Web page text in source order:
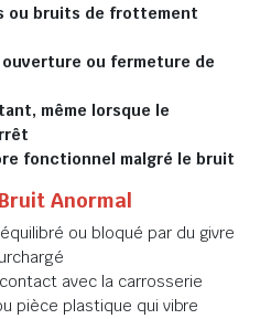
ou bruits de frottement
ouverture ou fermeture de
même lorsque le
fonctionnel malgré le bruit
Anormal
ou bloqué par du givre
avec la carrosserie
pièce plastique qui vibre